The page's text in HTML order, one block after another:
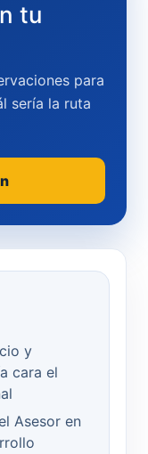
y
cara el
Asesor en
tu
para
sería la ruta